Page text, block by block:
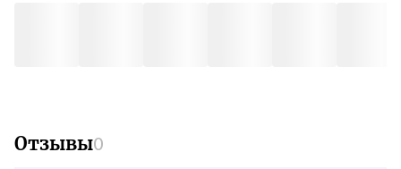
Отзывы0